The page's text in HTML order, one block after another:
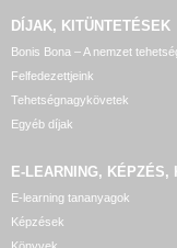
DÍJAK, KITÜNTETÉSEK
Bonis Bona – A nemzet
Felfedezettjeink
Tehetségnagykövetek
Egyéb díjak
E-LEARNING, KÉPZÉS,
E-learning tananyagok
Képzések